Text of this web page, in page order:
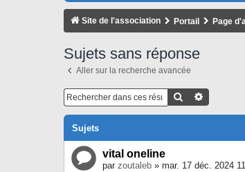
Site de l'association Portail Page
Sujets sans réponse
Aller sur la recherche avancée
Rechercher
Sujets
vital oneline
par zoutaleb » mar. 17 déc. 2024